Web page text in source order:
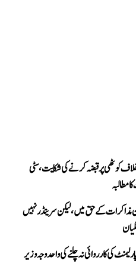
کوٹھی پر قبضہ کرنے کی شکایت، سٹی
مطالبہ
مذاکرات کے حق میں، لیکن سرینڈر نہیں
پارلیمنٹ کی کارروائی نہ چلنے کی واحد وجہ وزیر